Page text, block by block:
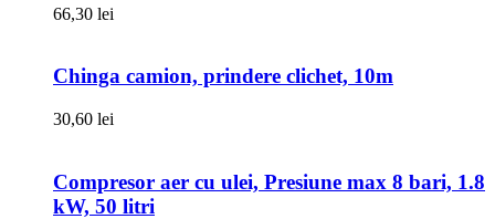
66,30 lei
Chinga camion, prindere clichet, 10m
30,60 lei
Compresor aer cu ulei, Presiune max 8 bari, 1.8
kW, 50 litri